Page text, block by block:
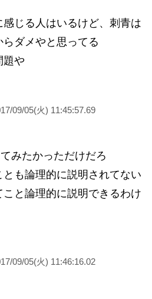
じる人はいるけど、刺青は
ダメやと思ってる
題や
09/05(火) 11:45:57.69
みたかっただけだろ
も論理的に説明されてない
と論理的に説明できるわけ
09/05(火) 11:46:16.02